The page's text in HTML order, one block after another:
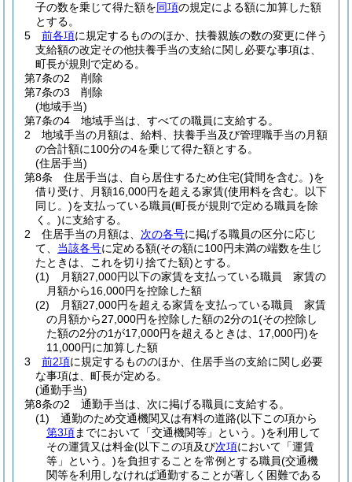
子の数を乗じて得た額を同項の規定による額に加算した額
とする。
5
前各項に規定するもののほか、扶養親族の数の変更に伴う
支給額の改定その他扶養手当の支給に関し必要な事項は、
町長が規則で定める。
第7条の2
削除
第7条の3
削除
(地域手当)
第7条の4
地域手当は、すべての職員に支給する。
2
地域手当の月額は、給料、扶養手当及び管理職手当の月額
の合計額に100分の4を乗じて得た額とする。
(住居手当)
第8条
住居手当は、自ら居住するため住宅(貸間を含む。)を
借り受け、月額16,000円を超える家賃(使用料を含む。以下
同じ。)を支払っている職員(町長が規則で定める職員を除
く。)に支給する。
2
住居手当の月額は、 次の各号に掲げる職員の区分に応じ
て、 当該各号に定める額(その額に100円未満の端数を生じ
たときは、これを切り捨てた額)とする。
(1)
月額27,000円以下の家賃を支払っている職員 家賃の
月額から16,000円を控除した額
(2)
月額27,000円を超える家賃を支払っている職員 家賃
の月額から27,000円を控除した額の2分の1(その控除し
た額の2分の1が17,000円を超えるときは、17,000円)を
11,000円に加算した額
3
前2項に規定するもののほか、住居手当の支給に関し必要
な事項は、町長が定める。
(通勤手当)
第8条の2
通勤手当は、次に掲げる職員に支給する。
(1)
通勤のため交通機関又は有料の道路(以下この項から
第3項までにおいて「交通機関等」という。)を利用して
その運賃又は料金(以下この項及び次項において「運賃
等」という。)を負担することを常例とする職員(交通機
関等を利用しなければ通勤することが著しく困難である